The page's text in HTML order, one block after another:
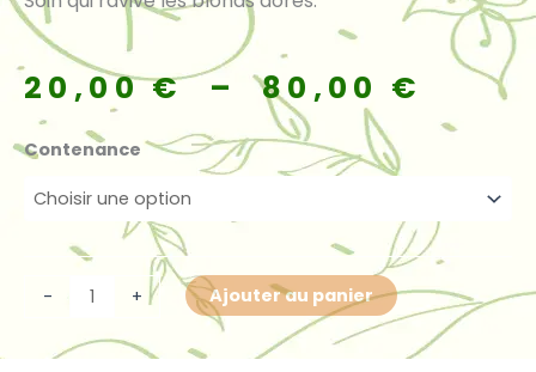
20,00€ – 80,00 €
de
prix :
Contenance
-
quantité
Réhydratant
safran
+
Ajouter au panier